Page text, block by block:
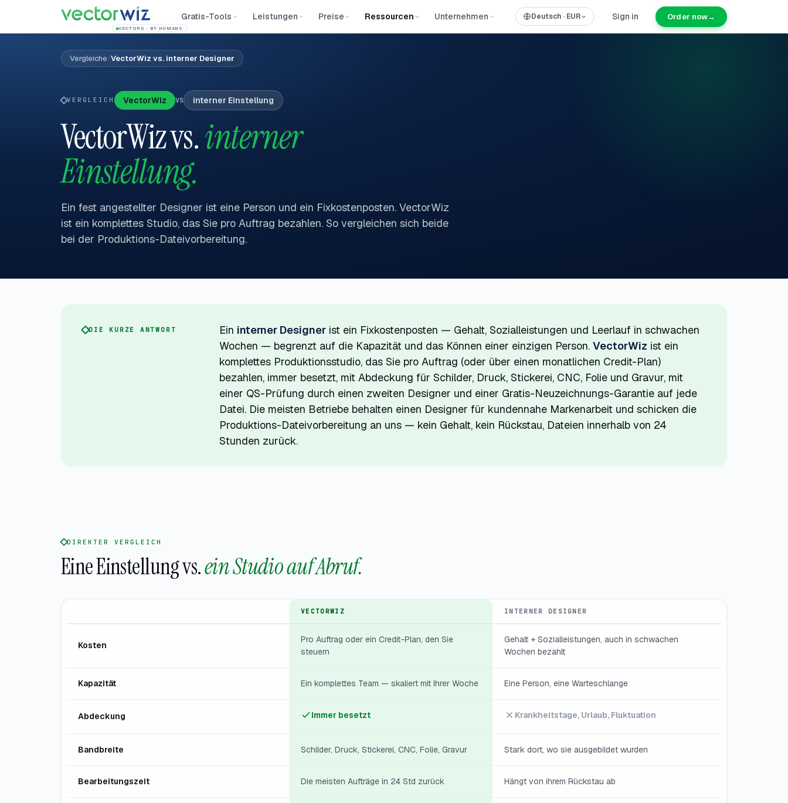
VECTORS · BY HUMANS
Gratis-Tools Leistungen Preise Ressourcen Unternehmen Deutsch · EUR Sign in Order now→
Vergleiche/VectorWiz vs. interner Designer
VERGLEICH VectorWiz VS interner Einstellung
VectorWiz vs.interner
Einstellung.
Ein fest angestellter Designer ist eine Person und ein Fixkostenposten. VectorWiz
ist ein komplettes Studio, das Sie pro Auftrag bezahlen. So vergleichen sich beide
bei der Produktions-Dateivorbereitung.
DIE KURZE ANTWORT Ein interner Designer ist ein Fixkostenposten — Gehalt, Sozialleistungen und Leerlauf in schwachen
Wochen — begrenzt auf die Kapazität und das Können einer einzigen Person. VectorWiz ist ein
komplettes Produktionsstudio, das Sie pro Auftrag (oder über einen monatlichen Credit-Plan)
bezahlen, immer besetzt, mit Abdeckung für Schilder, Druck, Stickerei, CNC, Folie und Gravur, mit
einer QS-Prüfung durch einen zweiten Designer und einer Gratis-Neuzeichnungs-Garantie auf jede
Datei. Die meisten Betriebe behalten einen Designer für kundennahe Markenarbeit und schicken die
Produktions-Dateivorbereitung an uns — kein Gehalt, kein Rückstau, Dateien innerhalb von 24
Stunden zurück.
DIREKTER VERGLEICH
Eine Einstellung vs.ein Studio auf Abruf.
VECTORWIZ INTERNER DESIGNER
Kosten
Pro Auftrag oder ein Credit-Plan, den Sie
steuern
Gehalt + Sozialleistungen, auch in schwachen
Wochen bezahlt
Kapazität Ein komplettes Team — skaliert mit Ihrer Woche Eine Person, eine Warteschlange
Abdeckung Immer besetzt Krankheitstage, Urlaub, Fluktuation
Bandbreite Schilder, Druck, Stickerei, CNC, Folie, Gravur Stark dort, wo sie ausgebildet wurden
Bearbeitungszeit Die meisten Aufträge in 24 Std zurück Hängt von ihrem Rückstau ab